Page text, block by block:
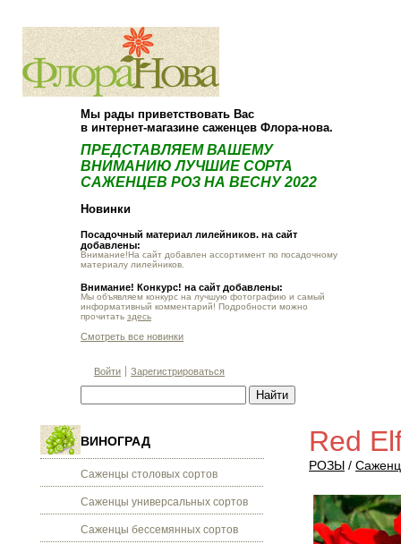
Мы рады приветствовать Вас
в интернет-магазине саженцев Флора-нова.
ПРЕДСТАВЛЯЕМ ВАШЕМУ
ВНИМАНИЮ ЛУЧШИЕ СОРТА
САЖЕНЦЕВ РОЗ НА ВЕСНУ 2022
Новинки
Посадочный материал лилейников. на сайт
добавлены:
Внимание!На сайт добавлен ассортимент по посадочному
материалу лилейников.
Внимание! Конкурс! на сайт добавлены:
Мы объявляем конкурс на лучшую фотографию и самый
информативный комментарий! Подробности можно
прочитать здесь
Смотреть все новинки
Войти Зарегистрироваться
ВИНОГРАД
Саженцы столовых сортов
Саженцы универсальных сортов
Саженцы бессемянных сортов
Red
РОЗЫ /